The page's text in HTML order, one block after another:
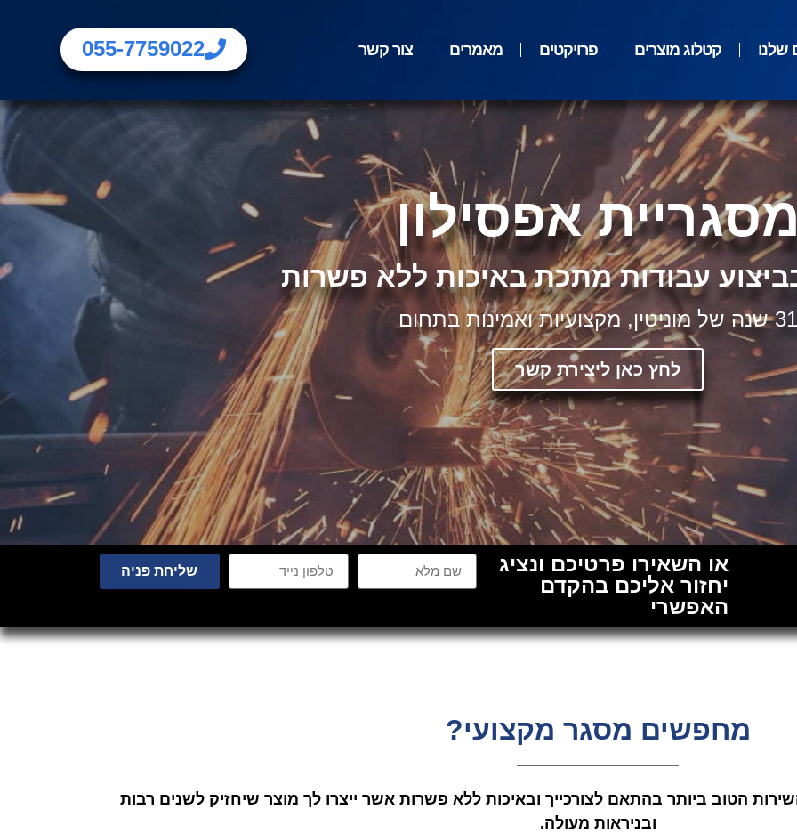
שלנו קטלוג מוצרים פרויקטים מאמרים צור קשר 055-7759022
מסגריית אפסילון
עבודות מתכת באיכות ללא פשרות
31 שנה של מוניטין, מקצועיות ואמינות בתחום
לחץ כאן ליצירת קשר
או השאירו פרטיכם ונציג
יחזור אליכם בהקדם
האפשרי
שליחת פניה
מחפשים מסגר מקצועי?
הטוב ביותר בהתאם לצורכייך ובאיכות ללא פשרות אשר ייצרו לך מוצר שיחזיק לשנים רבות
ובניראות מעולה.